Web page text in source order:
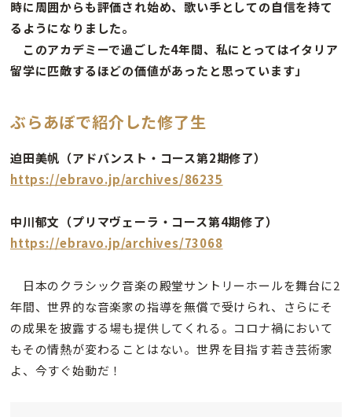
時に周囲からも評価され始め、歌い手としての自信を持て
るようになりました。
このアカデミーで過ごした4年間、私にとってはイタリア
留学に匹敵するほどの価値があったと思っています」
ぶらあぼで紹介した修了生
迫田美帆（アドバンスト・コース第2期修了）
https://ebravo.jp/archives/86235
中川郁文（プリマヴェーラ・コース第4期修了）
https://ebravo.jp/archives/73068
日本のクラシック音楽の殿堂サントリーホールを舞台に2
年間、世界的な音楽家の指導を無償で受けられ、さらにそ
の成果を披露する場も提供してくれる。コロナ禍において
もその情熱が変わることはない。世界を目指す若き芸術家
よ、今すぐ始動だ！